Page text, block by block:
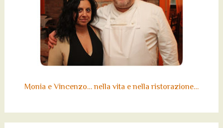
Monia e Vincenzo… nella vita e nella ristorazione…